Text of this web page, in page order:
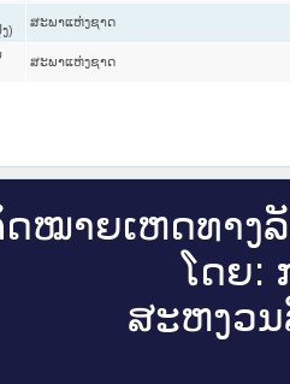
)
ສະພາແຫ່ງຊາດ
ສະພາແຫ່ງຊາດ
ໝາຍ​ເຫດ​ທາງ​
ໂດຍ:
ສະ​ຫງວນ​